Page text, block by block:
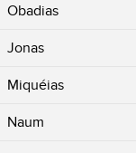
Obadias
Jonas
Miquéias
Naum